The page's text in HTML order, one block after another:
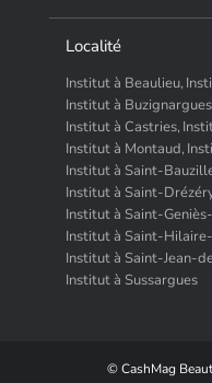
Localité
Institut à Beaulieu,
Institut à
Institut à Castries,
Institut à Montaud,
Institut à Saint-
Institut à Saint-
Institut à Saint-
Institut à Saint-
Institut à Saint-Jean-
Institut à Sussargues
© CashMag